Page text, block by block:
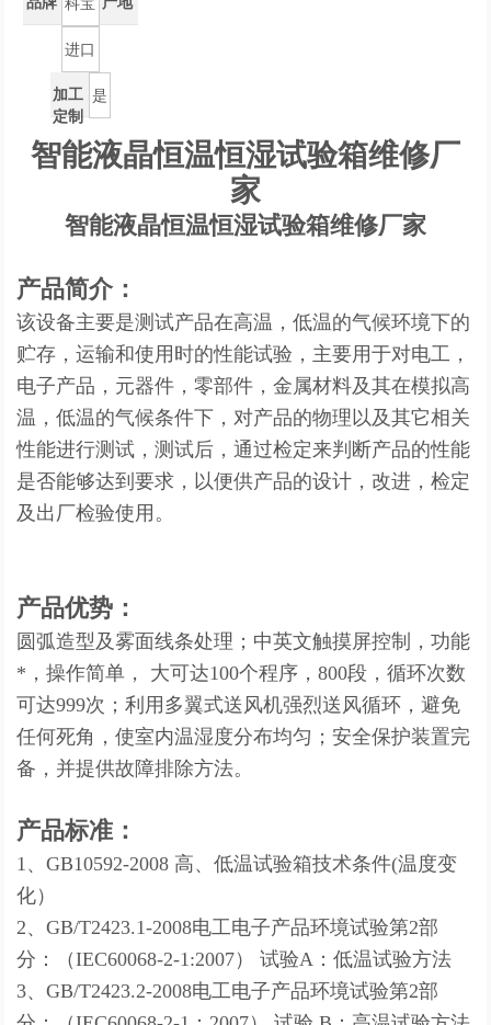
进口
加工
定制
是
智能液晶恒温恒湿试验箱维修厂
家
智能液晶恒温恒湿试验箱维修厂家
产品简介：
该设备主要是测试产品在高温，低温的气候环境下的
贮存，运输和使用时的性能试验，主要用于对电工，
电子产品，元器件，零部件，金属材料及其在模拟高
温，低温的气候条件下，对产品的物理以及其它相关
性能进行测试，测试后，通过检定来判断产品的性能
是否能够达到要求，以便供产品的设计，改进，检定
及出厂检验使用。
产品优势：
圆弧造型及雾面线条处理；中英文触摸屏控制，功能
*，操作简单， 大可达100个程序，800段，循环次数
可达999次；利用多翼式送风机强烈送风循环，避免
任何死角，使室内温湿度分布均匀；安全保护装置完
备，并提供故障排除方法。
产品标准：
1、GB10592-2008 高、低温试验箱技术条件(温度变
化）
2、GB/T2423.1-2008电工电子产品环境试验第2部
分：（IEC60068-2-1:2007） 试验A：低温试验方法
3、GB/T2423.2-2008电工电子产品环境试验第2部